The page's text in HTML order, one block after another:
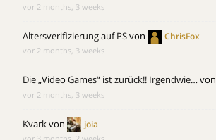
vor 2 months, 3 weeks
Altersverifizierung auf PSvon ChrisFox
vor 2 months, 3 weeks
Die „Video Games“ ist zurück!! Irgendwie…von
vor 2 months, 3 weeks
Kvarkvon joia